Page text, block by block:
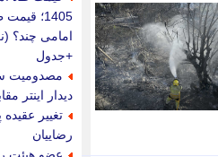
امامی چند؟
+جدول
مصدومیت
دیدار اینتر
تغییر
رضاییان